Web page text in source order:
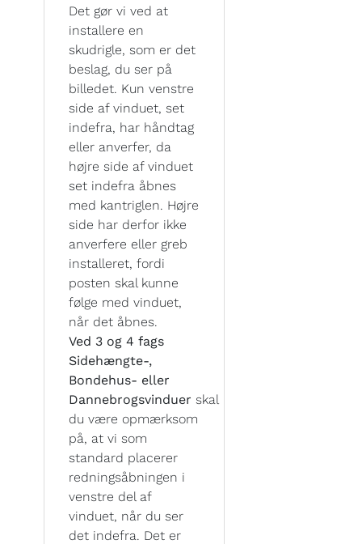
Det gør vi ved at
installere en
skudrigle, som er det
beslag, du ser på
billedet. Kun venstre
side af vinduet, set
indefra, har håndtag
eller anverfer, da
højre side af vinduet
set indefra åbnes
med kantriglen. Højre
side har derfor ikke
anverfere eller greb
installeret, fordi
posten skal kunne
følge med vinduet,
når det åbnes.
Ved 3 og 4 fags
Sidehængte-,
Bondehus- eller
Dannebrogsvinduer skal
du være opmærksom
på, at vi som
standard placerer
redningsåbningen i
venstre del af
vinduet, når du ser
det indefra. Det er